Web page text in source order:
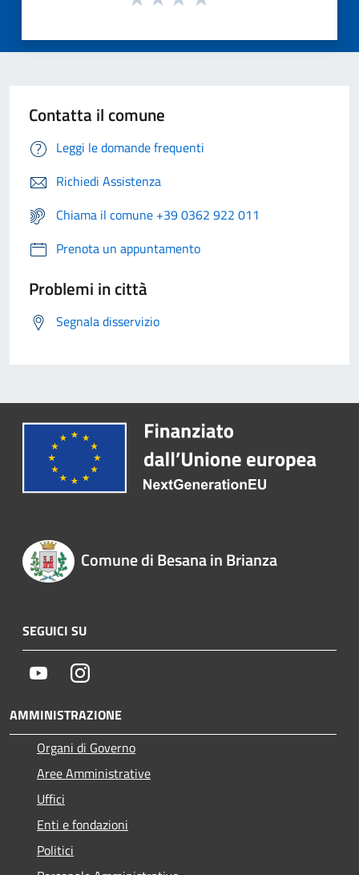
Contatta il comune
Leggi le domande frequenti
Richiedi Assistenza
Chiama il comune +39 0362 922 011
Prenota un appuntamento
Problemi in città
Segnala disservizio
Comune di Besana in Brianza
SEGUICI SU
YoutubeInstagram
AMMINISTRAZIONE
Organi di Governo
Aree Amministrative
Uffici
Enti e fondazioni
Politici